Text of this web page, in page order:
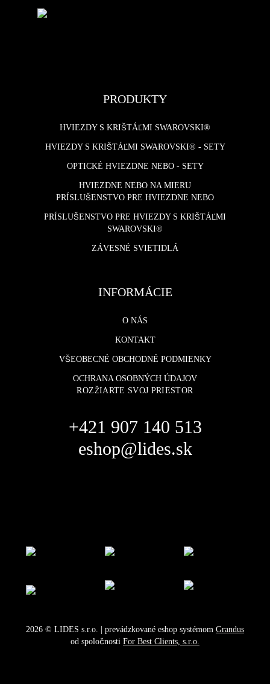
PRODUKTY
HVIEZDY S KRIŠTÁĽMI SWAROVSKI®
HVIEZDY S KRIŠTÁĽMI SWAROVSKI® - SETY
OPTICKÉ HVIEZDNE NEBO - SETY
HVIEZDNE NEBO NA MIERU
PRÍSLUŠENSTVO PRE HVIEZDNE NEBO
PRÍSLUŠENSTVO PRE HVIEZDY S KRIŠTÁĽMI
SWAROVSKI®
ZÁVESNÉ SVIETIDLÁ
INFORMÁCIE
O NÁS
KONTAKT
VŠEOBECNÉ OBCHODNÉ PODMIENKY
OCHRANA OSOBNÝCH ÚDAJOV
ROZŽIARTE SVOJ PRIESTOR
+421 907 140 513
eshop@lides.sk
2026 © LIDES s.r.o. | prevádzkované eshop systémom Grandus
od spoločnosti For Best Clients, s.r.o.